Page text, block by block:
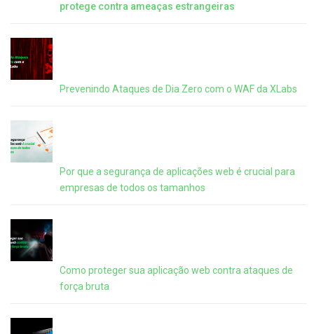
protege contra ameaças estrangeiras
Prevenindo Ataques de Dia Zero com o WAF da XLabs
Por que a segurança de aplicações web é crucial para
empresas de todos os tamanhos
Como proteger sua aplicação web contra ataques de
força bruta